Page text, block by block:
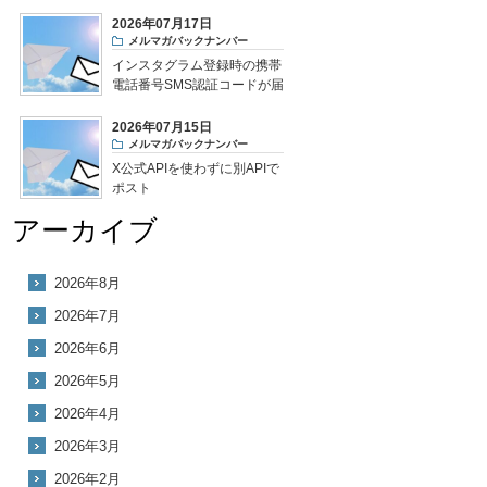
2026年07月17日
メルマガバックナンバー
インスタグラム登録時の携帯
電話番号SMS認証コードが届
2026年07月15日
メルマガバックナンバー
X公式APIを使わずに別APIで
ポスト
アーカイブ
2026年8月
2026年7月
2026年6月
2026年5月
2026年4月
2026年3月
2026年2月